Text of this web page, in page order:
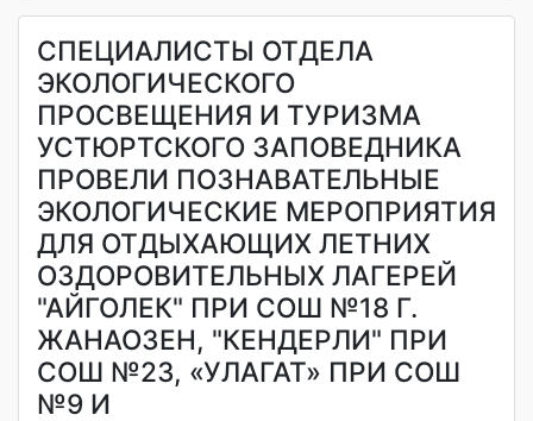
СПЕЦИАЛИСТЫ ОТДЕЛА
ЭКОЛОГИЧЕСКОГО
ПРОСВЕЩЕНИЯ И ТУРИЗМА
УСТЮРТСКОГО ЗАПОВЕДНИКА
ПРОВЕЛИ ПОЗНАВАТЕЛЬНЫЕ
ЭКОЛОГИЧЕСКИЕ МЕРОПРИЯТИЯ
ДЛЯ ОТДЫХАЮЩИХ ЛЕТНИХ
ОЗДОРОВИТЕЛЬНЫХ ЛАГЕРЕЙ
"АЙГОЛЕК" ПРИ СОШ №18 Г.
ЖАНАОЗЕН, "КЕНДЕРЛИ" ПРИ
СОШ №23, «УЛАГАТ» ПРИ СОШ
№9 И